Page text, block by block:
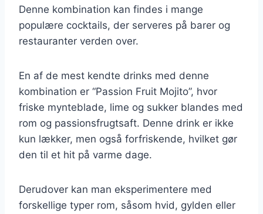
Denne kombination kan findes i mange
populære cocktails, der serveres på barer og
restauranter verden over.
En af de mest kendte drinks med denne
kombination er “Passion Fruit Mojito”, hvor
friske mynteblade, lime og sukker blandes med
rom og passionsfrugtsaft. Denne drink er ikke
kun lækker, men også forfriskende, hvilket gør
den til et hit på varme dage.
Derudover kan man eksperimentere med
forskellige typer rom, såsom hvid, gylden eller